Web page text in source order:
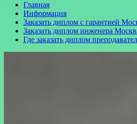
Главная
Информация
Заказать диплом с гарантией
Заказать диплом инженера
Где заказать диплом